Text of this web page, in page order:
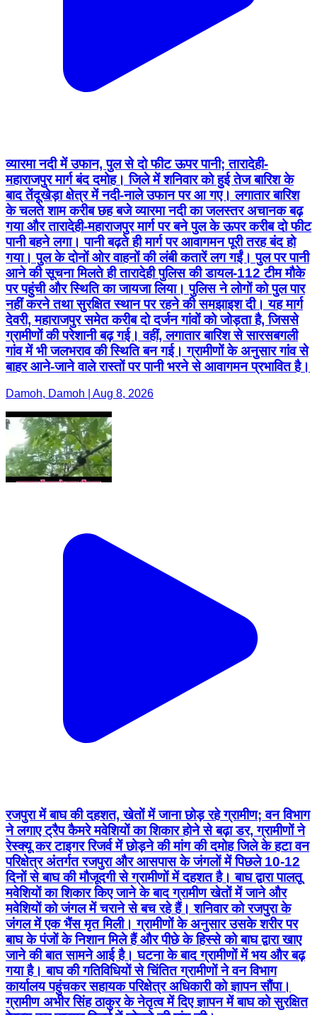
व्यारमा नदी में उफान, पुल से दो फीट ऊपर पानी; तारादेही-
महाराजपुर मार्ग बंद दमोह। जिले में शनिवार को हुई तेज बारिश के
बाद तेंदूखेड़ा क्षेत्र में नदी-नाले उफान पर आ गए। लगातार बारिश
के चलते शाम करीब छह बजे व्यारमा नदी का जलस्तर अचानक बढ़
गया और तारादेही-महाराजपुर मार्ग पर बने पुल के ऊपर करीब दो फीट
पानी बहने लगा। पानी बढ़ते ही मार्ग पर आवागमन पूरी तरह बंद हो
गया। पुल के दोनों ओर वाहनों की लंबी कतारें लग गईं। पुल पर पानी
आने की सूचना मिलते ही तारादेही पुलिस की डायल-112 टीम मौके
पर पहुंची और स्थिति का जायजा लिया। पुलिस ने लोगों को पुल पार
नहीं करने तथा सुरक्षित स्थान पर रहने की समझाइश दी। यह मार्ग
देवरी, महाराजपुर समेत करीब दो दर्जन गांवों को जोड़ता है, जिससे
ग्रामीणों की परेशानी बढ़ गई। वहीं, लगातार बारिश से सारसबगली
गांव में भी जलभराव की स्थिति बन गई। ग्रामीणों के अनुसार गांव से
बाहर आने-जाने वाले रास्तों पर पानी भरने से आवागमन प्रभावित है।
Damoh, Damoh | Aug 8, 2026
रजपुरा में बाघ की दहशत, खेतों में जाना छोड़ रहे ग्रामीण; वन विभाग
ने लगाए ट्रैप कैमरे मवेशियों का शिकार होने से बढ़ा डर, ग्रामीणों ने
रेस्क्यू कर टाइगर रिजर्व में छोड़ने की मांग की दमोह जिले के हटा वन
परिक्षेत्र अंतर्गत रजपुरा और आसपास के जंगलों में पिछले 10-12
दिनों से बाघ की मौजूदगी से ग्रामीणों में दहशत है। बाघ द्वारा पालतू
मवेशियों का शिकार किए जाने के बाद ग्रामीण खेतों में जाने और
मवेशियों को जंगल में चराने से बच रहे हैं। शनिवार को रजपुरा के
जंगल में एक भैंस मृत मिली। ग्रामीणों के अनुसार उसके शरीर पर
बाघ के पंजों के निशान मिले हैं और पीछे के हिस्से को बाघ द्वारा खाए
जाने की बात सामने आई है। घटना के बाद ग्रामीणों में भय और बढ़
गया है। बाघ की गतिविधियों से चिंतित ग्रामीणों ने वन विभाग
कार्यालय पहुंचकर सहायक परिक्षेत्र अधिकारी को ज्ञापन सौंपा।
ग्रामीण अभीर सिंह ठाकुर के नेतृत्व में दिए ज्ञापन में बाघ को सुरक्षित